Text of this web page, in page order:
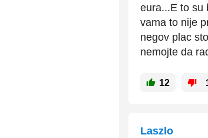
eura...E to su
vama to nije
negov plac
nemojte da
12
Laszlo